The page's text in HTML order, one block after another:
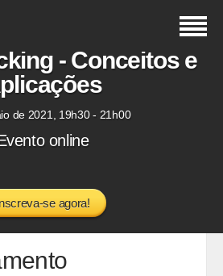
- Conceitos e
de 2021, 19h30 - 21h00
online
se agora!